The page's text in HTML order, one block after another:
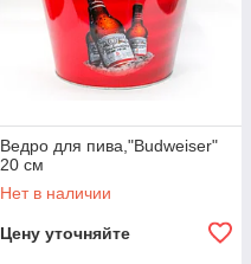
Ведро для пива,"Budweiser"
20 см
Нет в наличии
Цену уточняйте